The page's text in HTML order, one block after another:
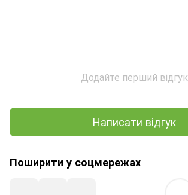
Додайте перший відгук
Написати відгук
Поширити у соцмережах